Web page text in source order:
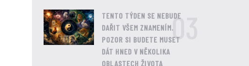
TENTO TÝDEN SE NEBUDE
DAŘIT VŠEM ZNAMENÍM.
POZOR SI BUDETE MUSET
DÁT HNED V NĚKOLIKA
OBLASTECH ŽIVOTA
03